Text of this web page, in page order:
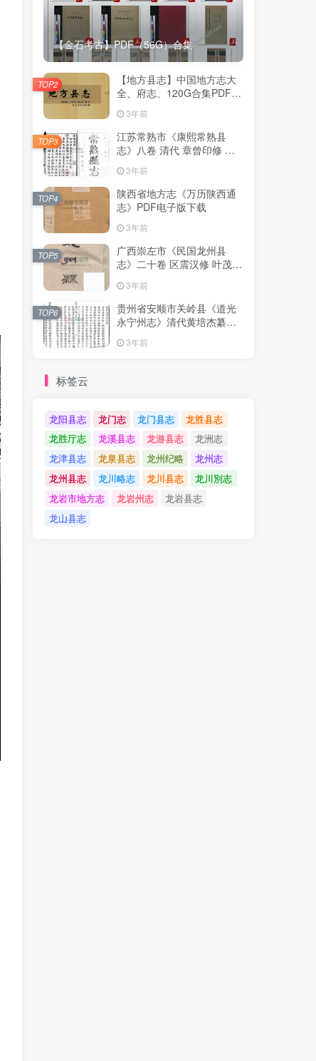
【金石考古】PDF（56G）合集
【地方县志】中国地方志大
全、府志、120G合集PDF高
清下载
3年前
TOP2
江苏常熟市《康熙常熟县
志》八卷 清代 章曾印修 曾
倬纂PDF影印本高清电子版
下载3年前
TOP3
陕西省地方志《万历陕西通
志》PDF电子版下载
3年前
TOP4
广西崇左市《民国龙州县
志》二十卷 区震汉修 叶茂基
载3年前
TOP5
贵州省安顺市关岭县《道光
永宁州志》清代黄培杰纂修
3年前
TOP6
标签云
龙阳县志 龙门志 龙门县志
龙胜县志
龙胜厅志
龙溪县志 龙游县志
龙洲志
龙津县志
龙泉县志 龙州纪略
龙州志
龙州县志
龙川略志 龙川县志
龙川別志
龙岩市地方志
龙岩州志
龙岩县志
龙山县志